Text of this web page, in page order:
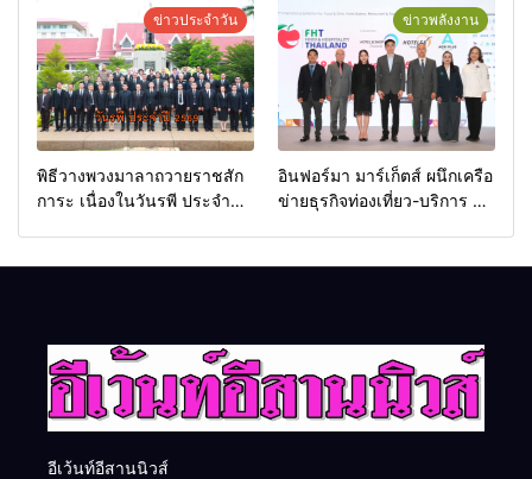
เกียรติยศแห่งการเสียสละ”
ข่าวประจำวัน
พิธีวางพวงมาลาถวายราชสัก
การะ เนื่องในวันรพี ประจำปี
ข่าวพลังงาน
อินฟอร์มา มาร์เก็ตส์ ผนึกเครือ
ข่ายธุรกิจท่องเที่ยว-บริการ จัด
อีเว้นท์อีสานนิวส์